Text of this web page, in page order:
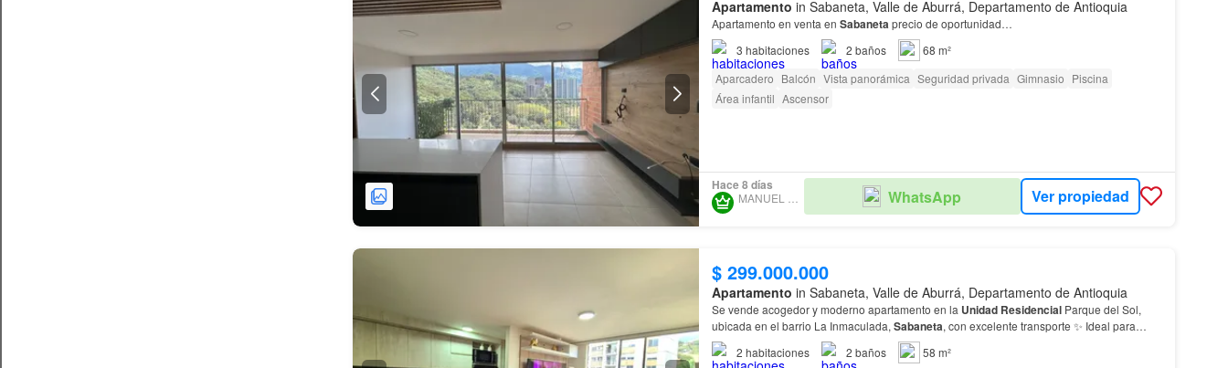
Apartamento in Sabaneta, Valle de Aburrá, Departamento de Antioquia
Apartamento en venta en Sabanetaprecio de oportunidad…
3 habitaciones 2 baños
68 m²
Aparcadero Balcón Vista panorámica Seguridad privada Gimnasio Piscina
Área infantil Ascensor
Hace 8 días
WhatsApp Ver propiedad
$ 299.000.000
Apartamento in Sabaneta, Valle de Aburrá, Departamento de Antioquia
Se vende acogedor y moderno apartamento en la Unidad ResidencialParque del Sol,
ubicada en el barrio La Inmaculada, Sabaneta, con excelente transporte ✨ Ideal para
vivienda o inversión en uno de los sectores con mayor crecim…
2 habitaciones 2 baños
58 m²